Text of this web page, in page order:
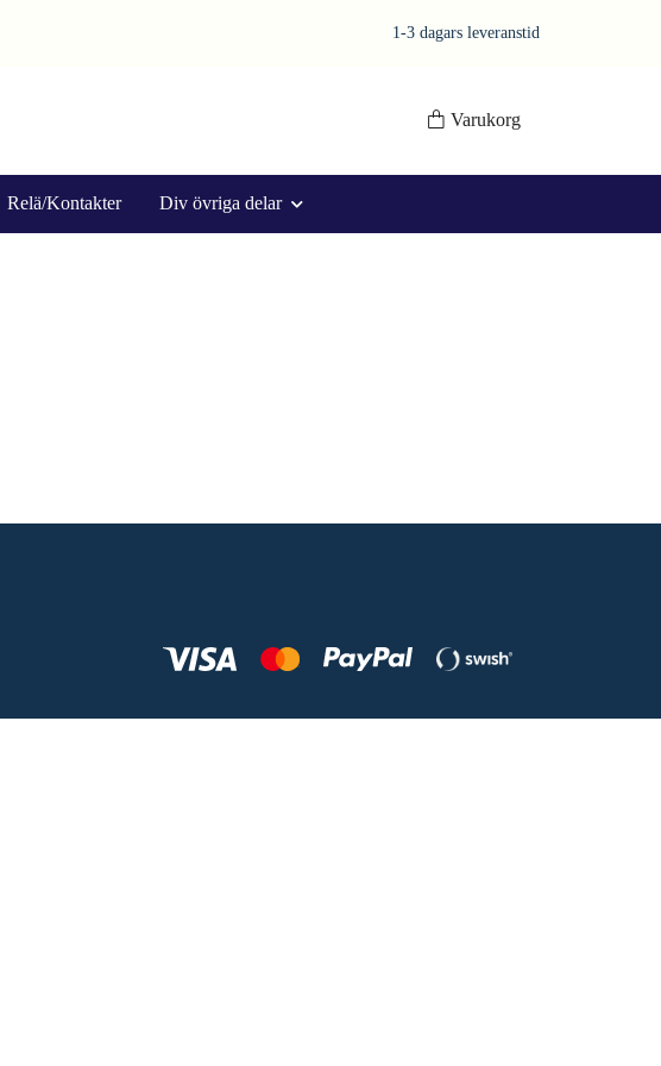
1-3 dagars leveranstid
Varukorg
Relä/Kontakter Div övriga delar